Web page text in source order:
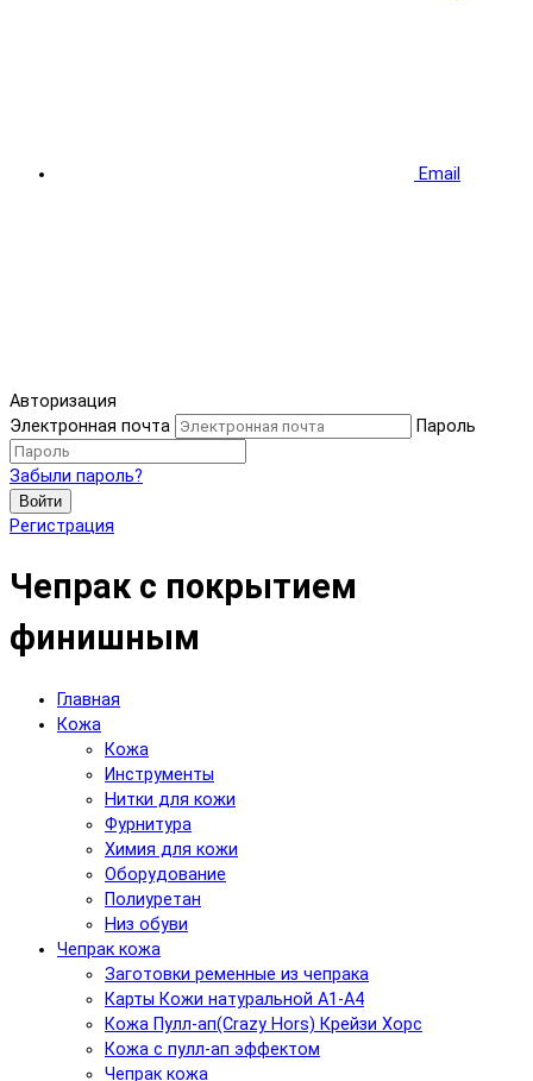
Email
Авторизация
Электронная почта
Пароль
Забыли пароль?
Войти
Регистрация
Чепрак с покрытием
финишным
Главная
Кожа
Кожа
Инструменты
Нитки для кожи
Фурнитура
Химия для кожи
Оборудование
Полиуретан
Низ обуви
Чепрак кожа
Заготовки ременные из чепрака
Карты Кожи натуральной А1-А4
Кожа Пулл-ап(Crazy Hors) Крейзи Хорс
Кожа с пулл-ап эффектом
Чепрак кожа